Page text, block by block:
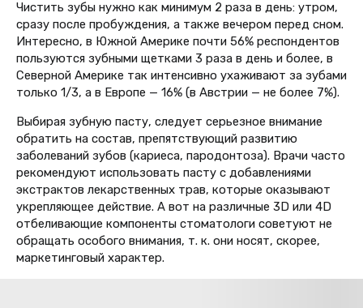
Чистить зубы нужно как минимум 2 раза в день: утром,
сразу после пробуждения, а также вечером перед сном.
Интересно, в Южной Америке почти 56% респондентов
пользуются зубными щетками 3 раза в день и более, в
Северной Америке так интенсивно ухаживают за зубами
только 1/3, а в Европе — 16% (в Австрии — не более 7%).
Выбирая зубную пасту, следует серьезное внимание
обратить на состав, препятствующий развитию
заболеваний зубов (кариеса, пародонтоза). Врачи часто
рекомендуют использовать пасту с добавлениями
экстрактов лекарственных трав, которые оказывают
укрепляющее действие. А вот на различные 3D или 4D
отбеливающие компоненты стоматологи советуют не
обращать особого внимания, т. к. они носят, скорее,
маркетинговый характер.